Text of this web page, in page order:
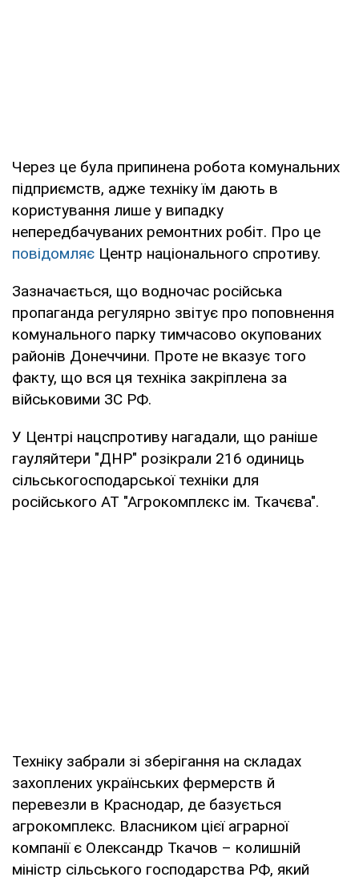
Через це була припинена робота комунальних
підприємств, адже техніку їм дають в
користування лише у випадку
непередбачуваних ремонтних робіт. Про це
повідомляє Центр національного спротиву.
Зазначається, що водночас російська
пропаганда регулярно звітує про поповнення
комунального парку тимчасово окупованих
районів Донеччини. Проте не вказує того
факту, що вся ця техніка закріплена за
військовими ЗС РФ.
У Центрі нацспротиву нагадали, що раніше
гауляйтери "ДНР" розікрали 216 одиниць
сільськогосподарської техніки для
російського АТ "Агрокомплєкс ім. Ткачєва".
Техніку забрали зі зберігання на складах
захоплених українських фермерств й
перевезли в Краснодар, де базується
агрокомплекс. Власником цієї аграрної
компанії є Олександр Ткачов – колишній
міністр сільського господарства РФ, який